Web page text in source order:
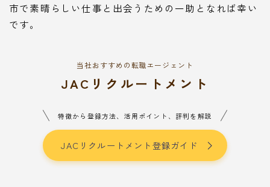
市で素晴らしい仕事と出会うための一助となれば幸い
です。
当社おすすめの転職エージェント
JACリクルートメント
特徴から登録方法、活用ポイント、評判を解説
JACリクルートメント登録ガイド